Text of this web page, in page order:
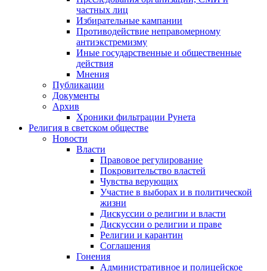
частных лиц
Избирательные кампании
Противодействие неправомерному
антиэкстремизму
Иные государственные и общественные
действия
Мнения
Публикации
Документы
Архив
Хроники фильтрации Рунета
Религия в светском обществе
Новости
Власти
Правовое регулирование
Покровительство властей
Чувства верующих
Участие в выборах и в политической
жизни
Дискуссии о религии и власти
Дискуссии о религии и праве
Религии и карантин
Соглашения
Гонения
Административное и полицейское